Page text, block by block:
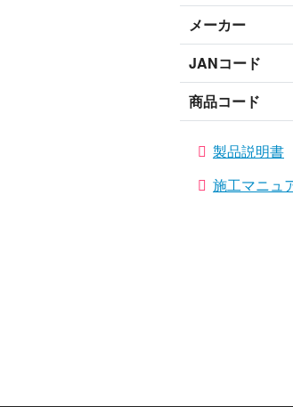
メーカー
JANコード
商品コード
製品説明書
施工マニュ